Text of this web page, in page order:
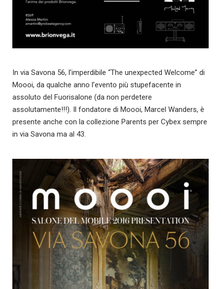
In via Savona 56, l’imperdibile “The unexpected Welcome” di
Moooi, da qualche anno l’evento più stupefacente in
assoluto del Fuorisalone (da non perdetere
assolutamente!!!). Il fondatore di Moooi, Marcel Wanders, è
presente anche con la collezione Parents per Cybex sempre
in via Savona ma al 43.